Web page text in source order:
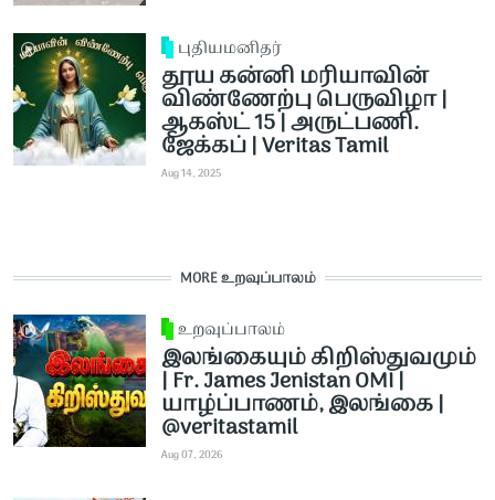
புதியமனிதர்
தூய கன்னி மரியாவின்
விண்ணேற்பு பெருவிழா |
ஆகஸ்ட் 15 | அருட்பணி.
ஜேக்கப் | Veritas Tamil
Aug 14, 2025
MORE உறவுப்பாலம்
உறவுப்பாலம்
இலங்கையும் கிறிஸ்துவமும்
| Fr. James Jenistan OMI |
யாழ்ப்பாணம், இலங்கை |
@veritastamil ​
Aug 07, 2026